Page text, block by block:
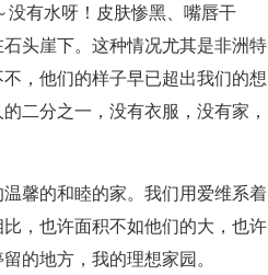
没有水呀！皮肤惨黑、嘴唇干
头崖下。这种情况尤其是非洲特
，他们的样子早已超出我们的想
二分之一，没有衣服，没有家，
馨的和睦的家。我们用爱维系着
，也许面积不如他们的大，也许
的地方，我的理想家园。